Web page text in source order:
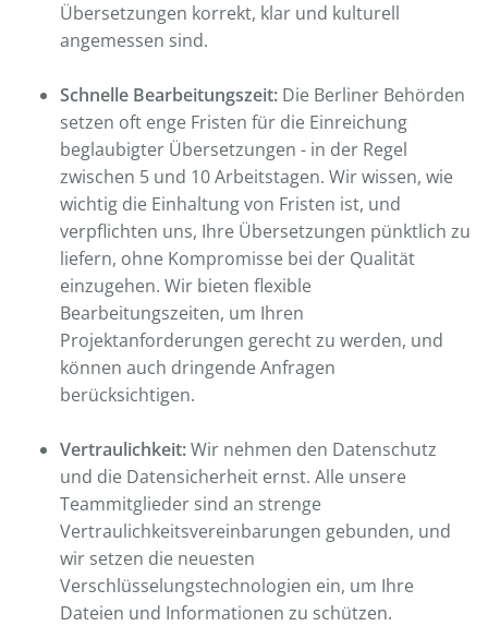
Übersetzungen korrekt, klar und kulturell
angemessen sind.
Schnelle Bearbeitungszeit: Die Berliner Behörden
setzen oft enge Fristen für die Einreichung
beglaubigter Übersetzungen - in der Regel
zwischen 5 und 10 Arbeitstagen. Wir wissen, wie
wichtig die Einhaltung von Fristen ist, und
verpflichten uns, Ihre Übersetzungen pünktlich zu
liefern, ohne Kompromisse bei der Qualität
einzugehen. Wir bieten flexible
Bearbeitungszeiten, um Ihren
Projektanforderungen gerecht zu werden, und
können auch dringende Anfragen
berücksichtigen.
Vertraulichkeit:Wir nehmen den Datenschutz
und die Datensicherheit ernst. Alle unsere
Teammitglieder sind an strenge
Vertraulichkeitsvereinbarungen gebunden, und
wir setzen die neuesten
Verschlüsselungstechnologien ein, um Ihre
Dateien und Informationen zu schützen.